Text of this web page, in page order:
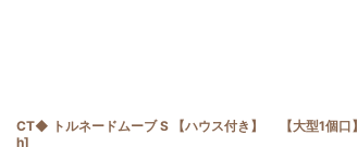
CT◆ トルネードムーブ S 【ハウス付き】 【大型1個口】
h]